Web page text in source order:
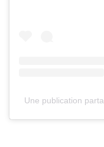
Une publication